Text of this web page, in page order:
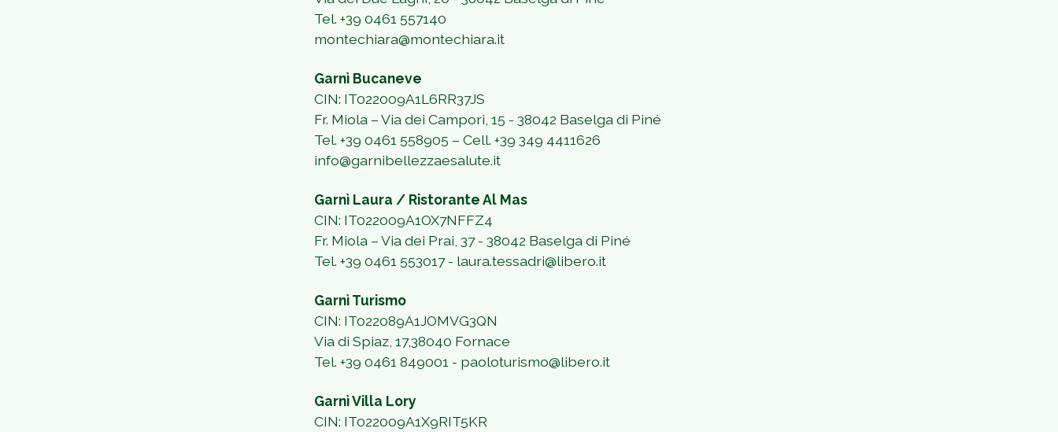
Tel. +39 0461 557140
montechiara@montechiara.it
Garnì Bucaneve
CIN: IT022009A1L6RR37JS
Fr. Miola – Via dei Campori, 15 - 38042 Baselga di Piné
Tel. +39 0461 558905 – Cell. +39 349 4411626
info@garnibellezzaesalute.it
Garnì Laura / Ristorante Al Mas
CIN: IT022009A1OX7NFFZ4
Fr. Miola – Via dei Prai, 37 - 38042 Baselga di Piné
Tel. +39 0461 553017 - laura.tessadri@libero.it
Garnì Turismo
CIN: IT022089A1JOMVG3QN
Via di Spiaz, 17,38040 Fornace
Tel. +39 0461 849001 - paoloturismo@libero.it
Garnì Villa Lory
CIN: IT022009A1X9RIT5KR